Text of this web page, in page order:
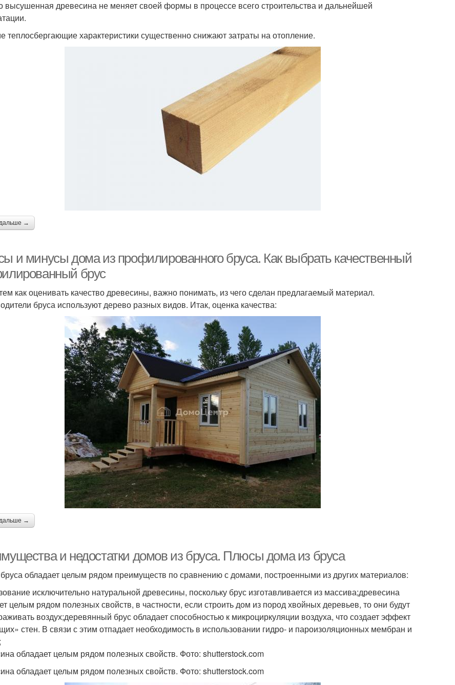
древесина не меняет своей формы в процессе всего строительства и дальнейшей
теплосбергающие характеристики существенно снижают затраты на отопление.
→
и минусы дома из профилированного бруса. Как выбрать качественный
брус
как оценивать качество древесины, важно понимать, из чего сделан предлагаемый материал.
бруса используют дерево разных видов. Итак, оценка качества:
→
и недостатки домов из бруса. Плюсы дома из бруса
обладает целым рядом преимуществ по сравнению с домами, построенными из других материалов:
исключительно натуральной древесины, поскольку брус изготавливается из массива;древесина
целым рядом полезных свойств, в частности, если строить дом из пород хвойных деревьев, то они будут
воздух;деревянный брус обладает способностью к микроциркуляции воздуха, что создает эффект
стен. В связи с этим отпадает необходимость в использовании гидро- и пароизоляционных мембран и
обладает целым рядом полезных свойств. Фото: shutterstock.com
обладает целым рядом полезных свойств. Фото: shutterstock.com